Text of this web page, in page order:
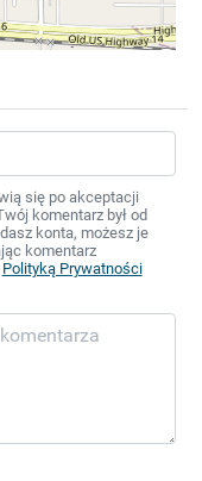
się po akceptacji
komentarz był od
konta, możesz je
komentarz
Polityką Prywatności